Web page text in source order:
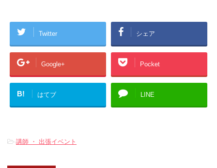
Twitter シェア
Google+ Pocket
B! はてブ LINE
-講師 ・ 出張イベント